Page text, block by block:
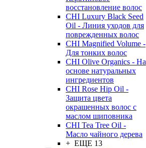
восстановление волос
CHI Luxury Black Seed
Oil - Линия уходов для
поврежденных волос
CHI Magnified Volume -
Для тонких волос
CHI Olive Organics - На
основе натуральных
ингредиентов
CHI Rose Hip Oil -
Защита цвета
окрашенных волос с
маслом шиповника
CHI Tea Tree Oil -
Масло чайного дерева
+ ЕЩЕ 13